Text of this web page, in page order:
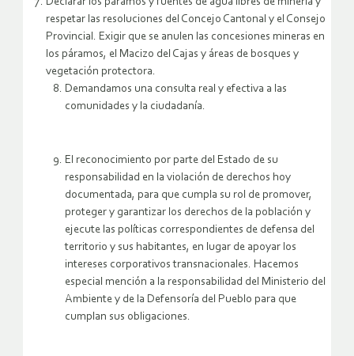
respetar las resoluciones del Concejo Cantonal y el Consejo
Provincial. Exigir que se anulen las concesiones mineras en
los páramos, el Macizo del Cajas y áreas de bosques y
vegetación protectora.
Demandamos una consulta real y efectiva a las
comunidades y la ciudadanía.
El reconocimiento por parte del Estado de su
responsabilidad en la violación de derechos hoy
documentada, para que cumpla su rol de promover,
proteger y garantizar los derechos de la población y
ejecute las políticas correspondientes de defensa del
territorio y sus habitantes, en lugar de apoyar los
intereses corporativos transnacionales. Hacemos
especial mención a la responsabilidad del Ministerio del
Ambiente y de la Defensoría del Pueblo para que
cumplan sus obligaciones.